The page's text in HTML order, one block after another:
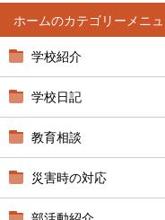
ホーム
学校紹介
学校日記
教育相談
災害時の対応